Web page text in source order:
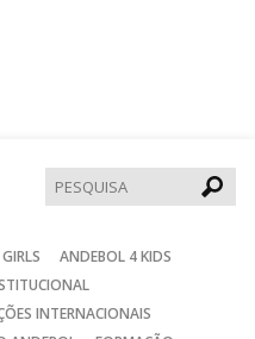
ANDEBOL 4 KIDS
INTERNACIONAIS